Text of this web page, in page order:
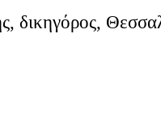
δικηγόρος,